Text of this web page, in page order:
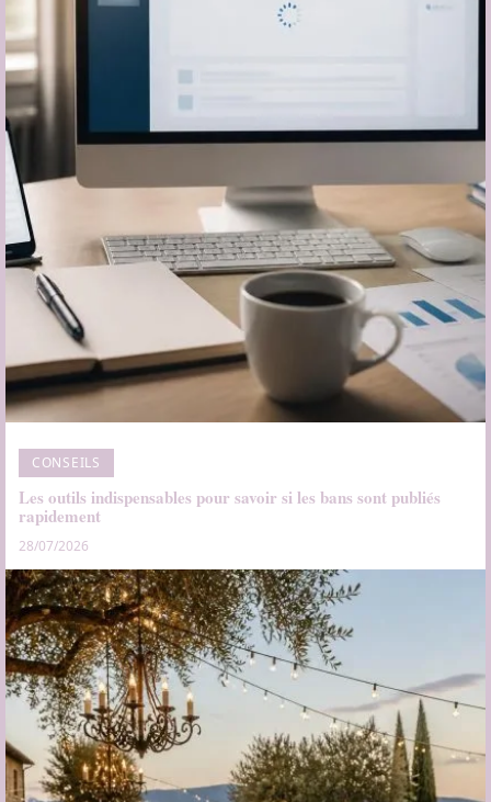
CONSEILS
Les outils indispensables pour savoir si les bans sont publiés
rapidement
28/07/2026